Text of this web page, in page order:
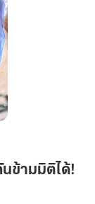
ข้ามมิติได้!